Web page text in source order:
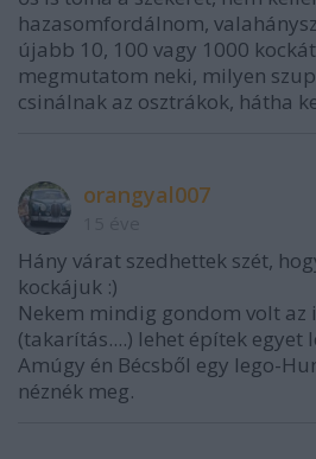
hazasomfordálnom,
újabb 10, 100 vagy 1000
megmutatom neki, milyen
csinálnak az osztrákok, hátha
orangyal007
Hány várat szedhettek szét,
kockájuk :)
Nekem mindig gondom volt
(takarítás....) lehet építek egyet
Amúgy én Bécsből egy lego-
néznék meg.